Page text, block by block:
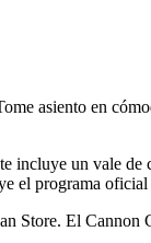
asiento en
un vale de
el programa
Store. El